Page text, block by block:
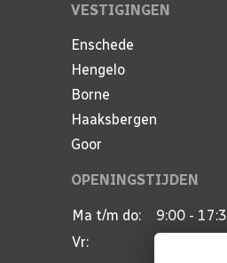
VESTIGINGEN
Enschede
Hengelo
Borne
Haaksbergen
Goor
OPENINGSTIJDEN
Ma t/m do:
9:00 -
Vr: